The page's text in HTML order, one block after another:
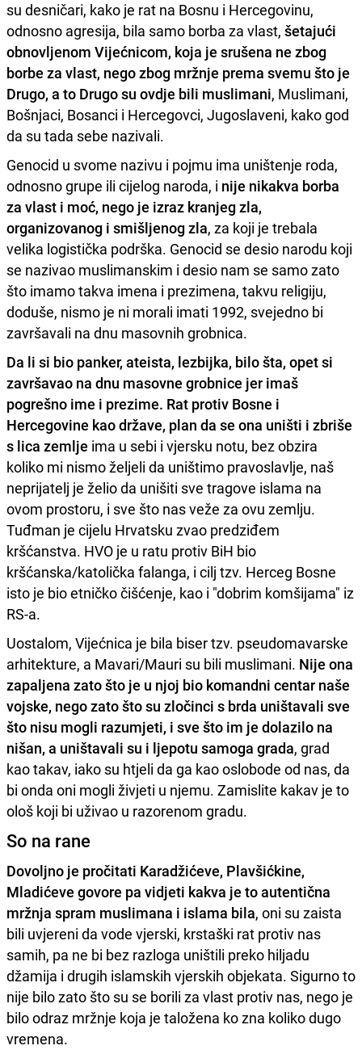
su desničari, kako je rat na Bosnu i Hercegovinu,
odnosno agresija, bila samo borba za vlast, šetajući
obnovljenom Vijećnicom, koja je srušena ne zbog
borbe za vlast, nego zbog mržnje prema svemu što je
Drugo, a to Drugo su ovdje bili muslimani, Muslimani,
Bošnjaci, Bosanci i Hercegovci, Jugoslaveni, kako god
da su tada sebe nazivali.
Genocid u svome nazivu i pojmu ima uništenje roda,
odnosno grupe ili cijelog naroda, i nije nikakva borba
za vlast i moć, nego je izraz kranjeg zla,
organizovanog i smišljenog zla, za koji je trebala
velika logistička podrška. Genocid se desio narodu koji
se nazivao muslimanskim i desio nam se samo zato
što imamo takva imena i prezimena, takvu religiju,
doduše, nismo je ni morali imati 1992, svejedno bi
završavali na dnu masovnih grobnica.
Da li si bio panker, ateista, lezbijka, bilo šta, opet si
završavao na dnu masovne grobnice jer imaš
pogrešno ime i prezime. Rat protiv Bosne i
Hercegovine kao države, plan da se ona uništi i zbriše
s lica zemlje ima u sebi i vjersku notu, bez obzira
koliko mi nismo željeli da uništimo pravoslavlje, naš
neprijatelj je želio da unišiti sve tragove islama na
ovom prostoru, i sve što nas veže za ovu zemlju.
Tuđman je cijelu Hrvatsku zvao predziđem
kršćanstva. HVO je u ratu protiv BiH bio
kršćanska/katolička falanga, i cilj tzv. Herceg Bosne
isto je bio etničko čišćenje, kao i "dobrim komšijama" iz
RS-a.
Uostalom, Vijećnica je bila biser tzv. pseudomavarske
arhitekture, a Mavari/Mauri su bili muslimani. Nije ona
zapaljena zato što je u njoj bio komandni centar naše
vojske, nego zato što su zločinci s brda uništavali sve
što nisu mogli razumjeti, i sve što im je dolazilo na
nišan, a uništavali su i ljepotu samoga grada, grad
kao takav, iako su htjeli da ga kao oslobode od nas, da
bi onda oni mogli živjeti u njemu. Zamislite kakav je to
ološ koji bi uživao u razorenom gradu.
So na rane
Dovoljno je pročitati Karadžićeve, Plavšićkine,
Mladićeve govore pa vidjeti kakva je to autentična
mržnja spram muslimana i islama bila, oni su zaista
bili uvjereni da vode vjerski, krstaški rat protiv nas
samih, pa ne bi bez razloga uništili preko hiljadu
džamija i drugih islamskih vjerskih objekata. Sigurno to
nije bilo zato što su se borili za vlast protiv nas, nego je
bilo odraz mržnje koja je taložena ko zna koliko dugo
vremena.